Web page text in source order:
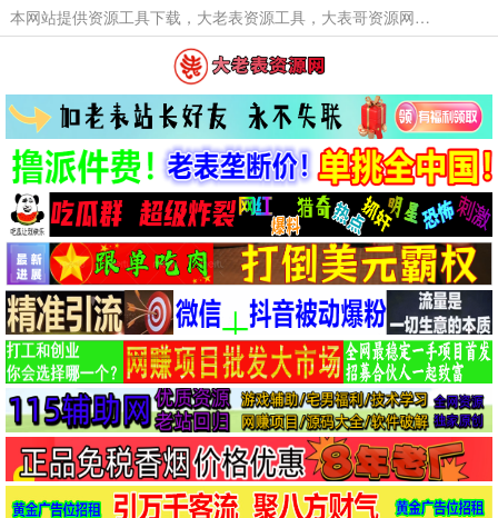
本网站提供资源工具下载，大老表资源工具，大表哥资源网软件工具，大老表资源下载，活动线报福利资源分享,活动线报，大型网游经典游戏，网络热门技术游戏辅助交流与分享。